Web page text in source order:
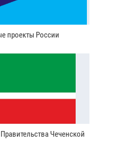
проекты России
Чеченской